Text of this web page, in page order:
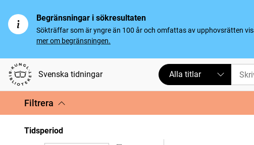
Begränsningar i sökresultaten
Sökträffar som är yngre än 100 år och omfattas av upphovsrätten
mer om begränsningen.
Svenska tidningar Alla titlar
Filtrera
Tidsperiod